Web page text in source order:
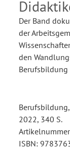
Der Band
der
den
Berufsbildung
2022, 340 S.
ISBN: